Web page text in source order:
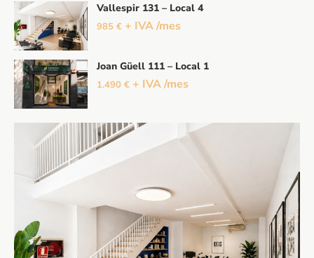
Vallespir 131 – Local 4
985 € + IVA /mes
Joan Güell 111 – Local 1
1.490 € + IVA /mes